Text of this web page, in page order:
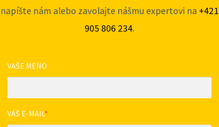
napíšte nám alebo zavolajte nášmu expertovi na +421
905 806 234.
VAŠE MENO
VÁŠ E-MAIL*